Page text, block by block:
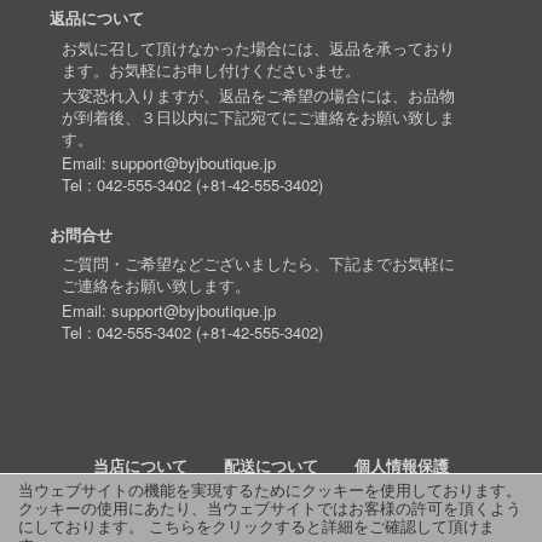
当ウェブサイトの機能を実現するためにクッキーを使用しております。
クッキーの使用にあたり、当ウェブサイトではお客様の許可を頂くよう
にしております。 こちらをクリックすると詳細をご確認して頂けま
返品について
お気に召して頂けなかった場合には、返品を承っており
ます。お気軽にお申し付けくださいませ。
大変恐れ入りますが、返品をご希望の場合には、お品物
が到着後、３日以内に下記宛てにご連絡をお願い致しま
す。
Email: support@byjboutique.jp
Tel : 042-555-3402(+81-42-555-3402)
お問合せ
ご質問・ご希望などございましたら、下記までお気軽に
ご連絡をお願い致します。
Email: support@byjboutique.jp
Tel : 042-555-3402(+81-42-555-3402)
当店について 配送について
個人情報保護
詳細検索
よくあるご質問 お問い合わせ RSS